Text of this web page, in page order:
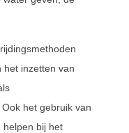
het inzetten van
het gebruik van
helpen bij het